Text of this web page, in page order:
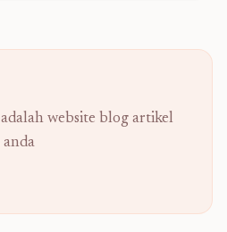
website blog artikel